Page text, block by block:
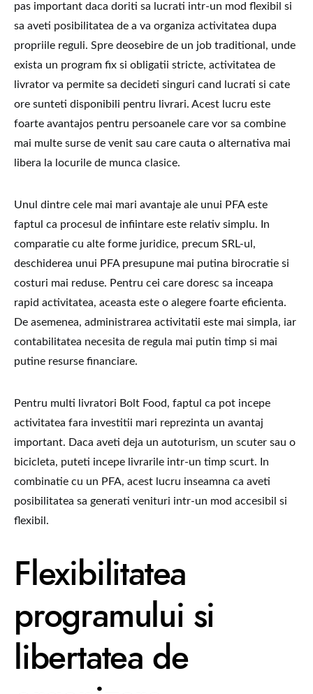
pas important daca doriti sa lucrati intr-un mod flexibil si
sa aveti posibilitatea de a va organiza activitatea dupa
propriile reguli. Spre deosebire de un job traditional, unde
exista un program fix si obligatii stricte, activitatea de
livrator va permite sa decideti singuri cand lucrati si cate
ore sunteti disponibili pentru livrari. Acest lucru este
foarte avantajos pentru persoanele care vor sa combine
mai multe surse de venit sau care cauta o alternativa mai
libera la locurile de munca clasice.
Unul dintre cele mai mari avantaje ale unui PFA este
faptul ca procesul de infiintare este relativ simplu. In
comparatie cu alte forme juridice, precum SRL-ul,
deschiderea unui PFA presupune mai putina birocratie si
costuri mai reduse. Pentru cei care doresc sa inceapa
rapid activitatea, aceasta este o alegere foarte eficienta.
De asemenea, administrarea activitatii este mai simpla, iar
contabilitatea necesita de regula mai putin timp si mai
putine resurse financiare.
Pentru multi livratori Bolt Food, faptul ca pot incepe
activitatea fara investitii mari reprezinta un avantaj
important. Daca aveti deja un autoturism, un scuter sau o
bicicleta, puteti incepe livrarile intr-un timp scurt. In
combinatie cu un PFA, acest lucru inseamna ca aveti
posibilitatea sa generati venituri intr-un mod accesibil si
flexibil.
Flexibilitatea
programului si
libertatea de